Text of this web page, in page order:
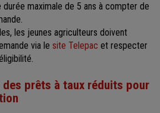
durée maximale de 5 ans à compter de
les jeunes agriculteurs doivent
via le site Telepac et respecter
prêts à taux réduits pour